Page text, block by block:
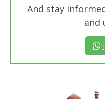
And stay
and